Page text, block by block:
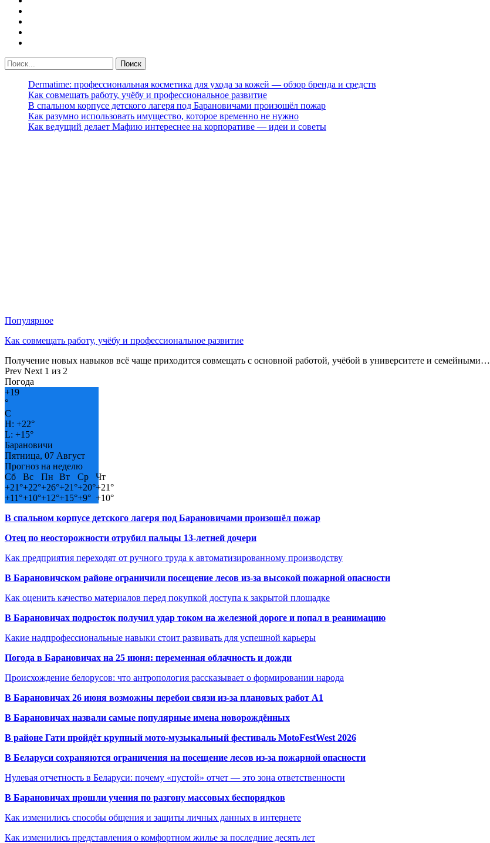
Dermatime: профессиональная косметика для ухода за кожей — обзор бренда и средств
Как совмещать работу, учёбу и профессиональное развитие
В спальном корпусе детского лагеря под Барановичами произошёл пожар
Как разумно использовать имущество, которое временно не нужно
Как ведущий делает Мафию интереснее на корпоративе — идеи и советы
Популярное
Как совмещать работу, учёбу и профессиональное развитие
Получение новых навыков всё чаще приходится совмещать с основной работой, учёбой в университете и семейными…
Prev Next 1 из 2
Погода
+19
°
C
H: +22°
L: +15°
Барановичи
Пятница, 07 Август
Прогноз на неделю
Сб
Вс Пн Вт Ср
Чт
+21°+22°+26°+21°+20°+21°
+11°+10°+12°+15°+9° +10°
В спальном корпусе детского лагеря под Барановичами произошёл пожар
Отец по неосторожности отрубил пальцы 13-летней дочери
Как предприятия переходят от ручного труда к автоматизированному производству
В Барановичском районе ограничили посещение лесов из-за высокой пожарной опасности
Как оценить качество материалов перед покупкой доступа к закрытой площадке
В Барановичах подросток получил удар током на железной дороге и попал в реанимацию
Какие надпрофессиональные навыки стоит развивать для успешной карьеры
Погода в Барановичах на 25 июня: переменная облачность и дожди
Происхождение белорусов: что антропология рассказывает о формировании народа
В Барановичах 26 июня возможны перебои связи из-за плановых работ A1
В Барановичах назвали самые популярные имена новорождённых
В районе Гати пройдёт крупный мото-музыкальный фестиваль MotoFestWest 2026
В Беларуси сохраняются ограничения на посещение лесов из-за пожарной опасности
Нулевая отчетность в Беларуси: почему «пустой» отчет — это зона ответственности
В Барановичах прошли учения по разгону массовых беспорядков
Как изменились способы общения и защиты личных данных в интернете
Как изменились представления о комфортном жилье за последние десять лет